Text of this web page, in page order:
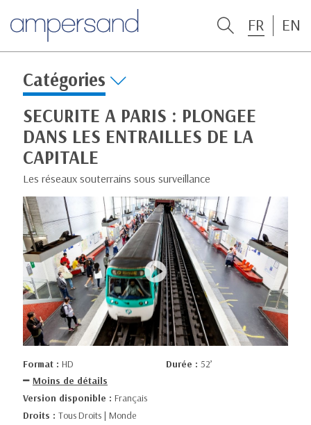
FR EN
Catégories
SECURITE A PARIS : PLONGEE
DANS LES ENTRAILLES DE LA
CAPITALE
Les réseaux souterrains sous surveillance
Format : HD Durée : 52’
Moins de détails
Version disponible : Français
Droits : Tous Droits | Monde